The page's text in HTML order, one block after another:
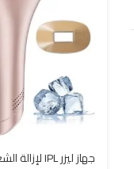
جهاز ليزر IPL لإزالة الشعر ضربات بلا حدود